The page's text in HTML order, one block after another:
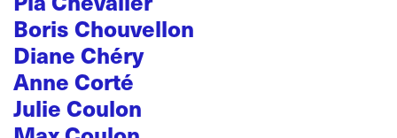
Boris Chouvellon
Diane Chéry
Anne Corté
Julie Coulon